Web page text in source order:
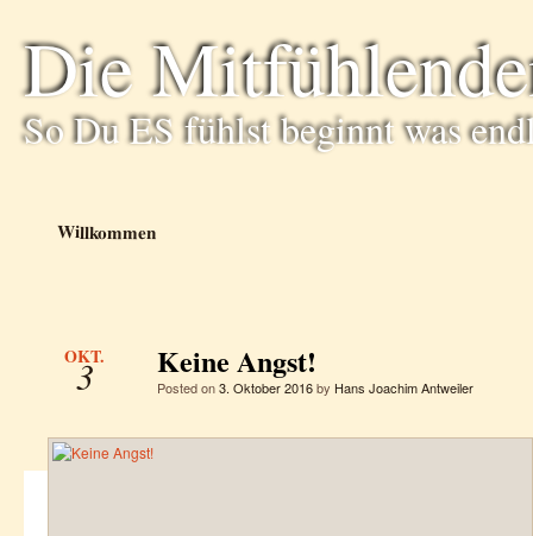
Die
So Du ES fühlst beginnt was
Willkommen
OKT.
3 Keine Angst!
Posted on3. Oktober 2016by Hans Joachim Antweiler